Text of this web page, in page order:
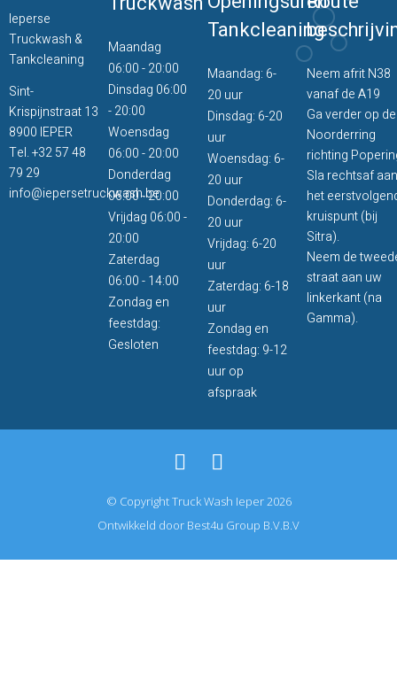
Ieperse
Truckwash &
Tankcleaning
Sint-
Krispijnstraat 13
8900 IEPER
Tel.+32 57 48
79 29
info@iepersetruckwash.be
Maandag
06:00 - 20:00
Dinsdag 06:00
- 20:00
Woensdag
06:00 - 20:00
Donderdag
06:00 - 20:00
Vrijdag 06:00 -
20:00
Zaterdag
06:00 - 14:00
Zondag en
feestdag:
Gesloten
Tankcleaning
Maandag: 6-
20 uur
Dinsdag: 6-20
uur
Woensdag: 6-
20 uur
Donderdag: 6-
20 uur
Vrijdag: 6-20
uur
Zaterdag: 6-18
uur
Zondag en
feestdag: 9-12
uur op
afspraak
Neem afrit N38
vanaf de A19
Ga verder op de
Noorderring
richting
Sla rechtsaf aan
het
kruispunt (bij
Sitra).
Neem de
straat aan uw
linkerkant (na
Gamma).
© Copyright Truck Wash Ieper 2026
Ontwikkeld door Best4u Group B.V.B.V